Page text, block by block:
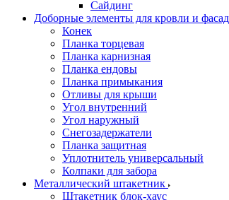
Сайдинг
Доборные элементы для кровли и
Конек
Планка торцевая
Планка карнизная
Планка ендовы
Планка примыкания
Отливы для крыши
Угол внутренний
Угол наружный
Снегозадержатели
Планка защитная
Уплотнитель универсальный
Колпаки для забора
Металлический штакетник
Штакетник блок-хаус